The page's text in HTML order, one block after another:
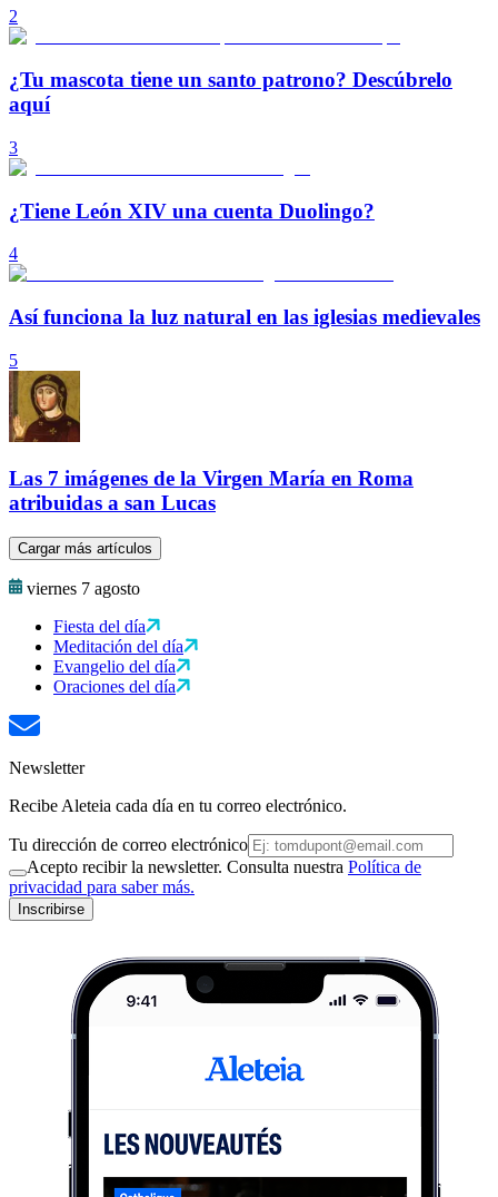
2
¿Tu mascota tiene un santo patrono? Descúbrelo
aquí
3
¿Tiene León XIV una cuenta Duolingo?
4
Así funciona la luz natural en las iglesias medievales
5
Las 7 imágenes de la Virgen María en Roma
atribuidas a san Lucas
Cargar más artículos
viernes 7 agosto
Fiesta del día
Meditación del día
Evangelio del día
Oraciones del día
Newsletter
Recibe Aleteia cada día en tu correo electrónico.
Tu dirección de correo electrónico
Acepto recibir la newsletter. Consulta nuestra Política de
privacidad para saber más.
Inscribirse